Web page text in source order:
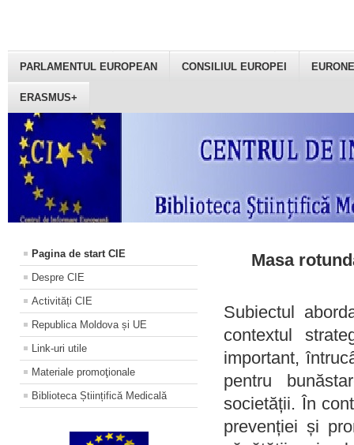
PARLAMENTUL EUROPEAN CONSILIUL EUROPEI
ERASMUS+
Pagina de start CIE
Despre CIE
Activități CIE
Republica Moldova și UE
Link-uri utile
Materiale promoţionale
Biblioteca Științifică Medicală
Masa
Subiectul
contextul
important,
pentru
societății. În
prevenției și